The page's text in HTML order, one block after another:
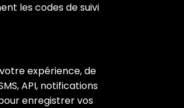
les codes de suivi
expérience, de
API, notifications
enregistrer vos